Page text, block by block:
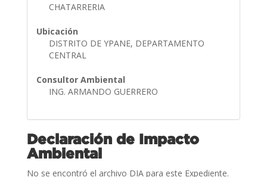
CHATARRERIA
Ubicación
DISTRITO DE YPANE, DEPARTAMENTO
CENTRAL
Consultor Ambiental
ING. ARMANDO GUERRERO
Declaración de Impacto
Ambiental
No se encontró el archivo DIA para este Expediente.